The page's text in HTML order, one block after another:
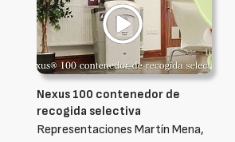
Nexus 100 contenedor de
recogida selectiva
Representaciones Martín Mena,